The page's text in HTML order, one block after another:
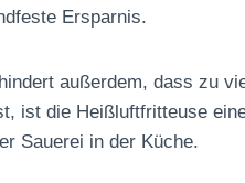
Ersparnis.
außerdem, dass zu
ist die Heißluftfritteuse
Sauerei in der Küche.